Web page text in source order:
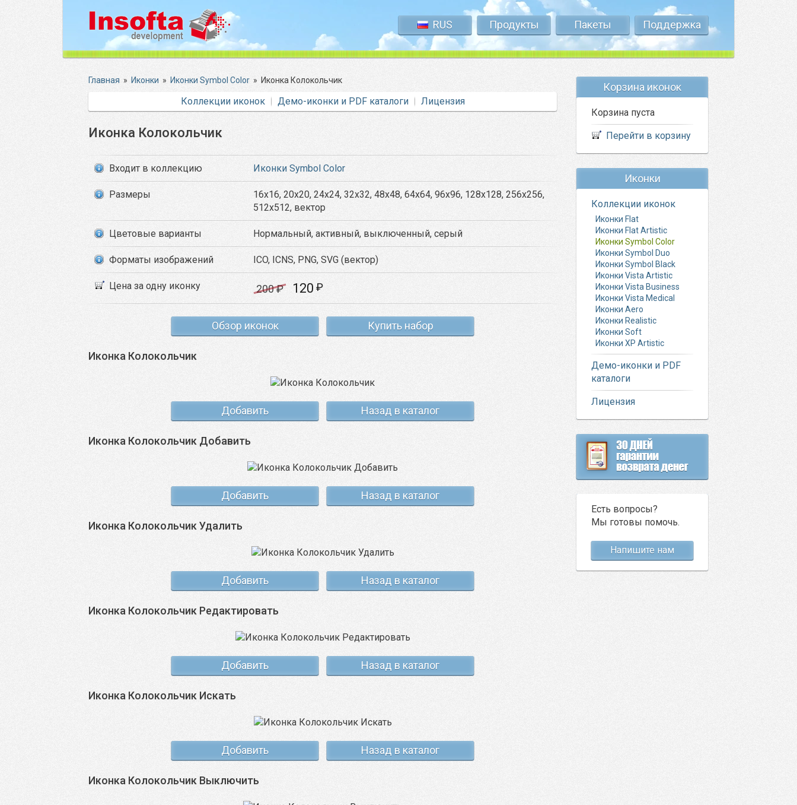
RUS Продукты Пакеты Поддержка
Главная » Иконки » Иконки Symbol Color » Иконка Колокольчик
Коллекции иконок Демо-иконки и PDF каталоги Лицензия
Иконка Колокольчик
Входит в коллекцию Иконки Symbol Color
Размеры
16x16, 20x20, 24x24, 32x32, 48x48, 64x64, 96x96, 128x128, 256x256,
512x512, вектор
Цветовые варианты Нормальный, активный, выключенный, серый
Форматы изображений ICO, ICNS, PNG, SVG (вектор)
Цена за одну иконку 200₽ 120 ₽
Обзор иконок Купить набор
Иконка Колокольчик
Добавить Назад в каталог
Иконка Колокольчик Добавить
Добавить Назад в каталог
Иконка Колокольчик Удалить
Добавить Назад в каталог
Иконка Колокольчик Редактировать
Добавить Назад в каталог
Иконка Колокольчик Искать
Добавить Назад в каталог
Иконка Колокольчик Выключить
Корзина иконок
Корзина пуста
Перейти в корзину
Иконки
Коллекции иконок
Иконки Flat
Иконки Flat Artistic
Иконки Symbol Color
Иконки Symbol Duo
Иконки Symbol Black
Иконки Vista Artistic
Иконки Vista Business
Иконки Vista Medical
Иконки Aero
Иконки Realistic
Иконки Soft
Иконки XP Artistic
Демо-иконки и PDF
каталоги
Лицензия
Есть вопросы?
Мы готовы помочь.
Напишите нам